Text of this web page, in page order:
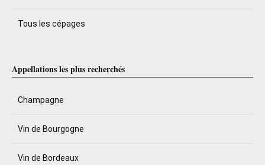
Tous les cépages
Appellations les plus recherchés
Champagne
Vin de Bourgogne
Vin de Bordeaux